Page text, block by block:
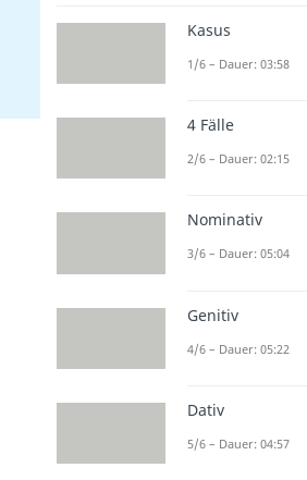
Kasus
1/6 – Dauer: 03:58
4 Fälle
2/6 – Dauer: 02:15
Nominativ
3/6 – Dauer: 05:04
Genitiv
4/6 – Dauer: 05:22
Dativ
5/6 – Dauer: 04:57